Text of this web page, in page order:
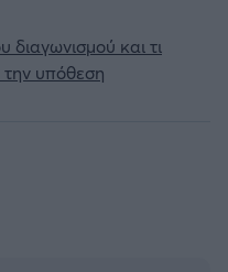
και τι
την υπόθεση